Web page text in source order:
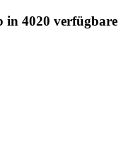
in 4020 verfügbare